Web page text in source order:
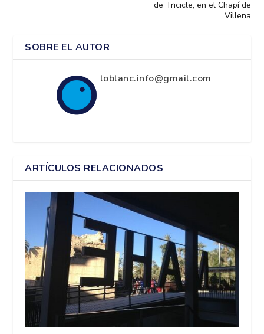
de Tricicle, en el Chapí de
Villena
SOBRE EL AUTOR
loblanc.info@gmail.com
ARTÍCULOS RELACIONADOS